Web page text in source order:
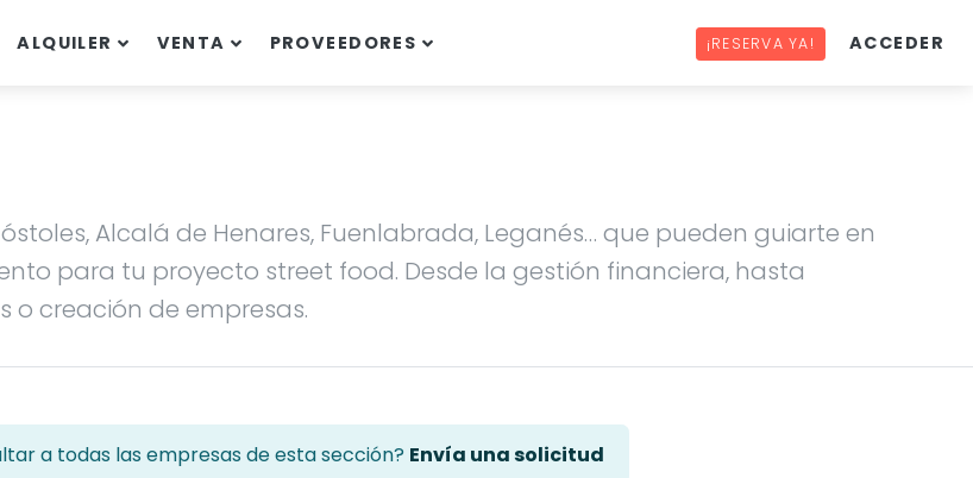
ALQUILER VENTA PROVEEDORES ¡RESERVA YA! ACCEDER
Alcalá de Henares, Fuenlabrada, Leganés… que pueden guiarte en
para tu proyecto street food. Desde la gestión financiera, hasta
o creación de empresas.
a todas las empresas de esta sección? Envía una solicitud